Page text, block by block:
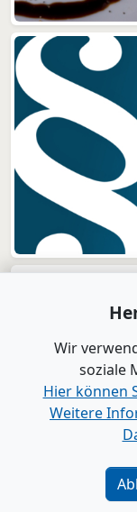
Impressum
|
Google
Wir
soziale
Hier können
Weitere